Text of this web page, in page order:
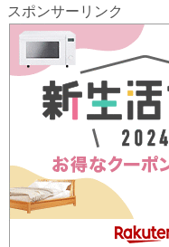
スポンサーリンク